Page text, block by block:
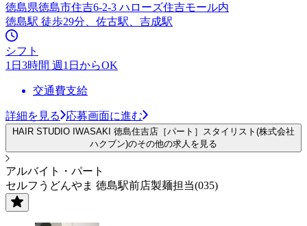
徳島県徳島市住吉6-2-3 ハローズ住吉モール内
徳島駅 徒歩29分、佐古駅、吉成駅
シフト
1日3時間 週1日からOK
交通費支給
詳細を見る 応募画面に進む
HAIR STUDIO IWASAKI 徳島住吉店［パート］スタイリスト(株式会社
ハクブン)のその他の求人を見る
アルバイト・パート
セルフうどんやま 徳島駅前店製麺担当(035)